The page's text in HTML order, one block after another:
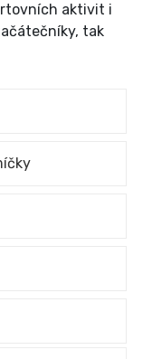
aktivit i
tak